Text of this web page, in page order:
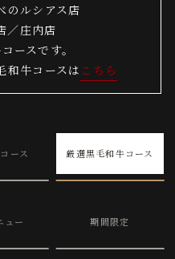
のルシアス店
／庄内店
ースです。
和牛コースは こちら
ース 厳選黒毛和牛コース
ュー 期間限定